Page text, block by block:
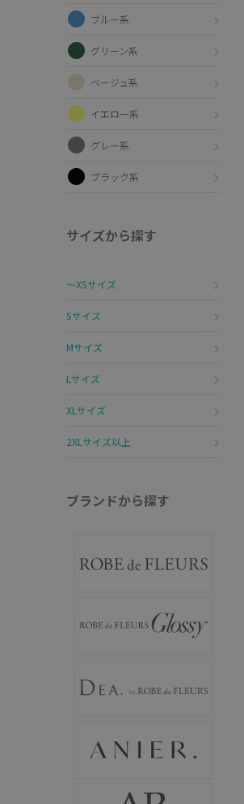
ブルー系
グリーン系
ベージュ系
イエロー系
グレー系
ブラック系
サイズから探す
〜XSサイズ
Sサイズ
Mサイズ
Lサイズ
XLサイズ
2XLサイズ以上
ブランドから探す